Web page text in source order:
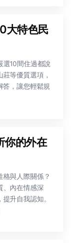
大特色民
選10間住過都說
等優質選項，
答，讓您輕鬆規
你的外在
與人際關係？
、內在情感深
升自我認知。